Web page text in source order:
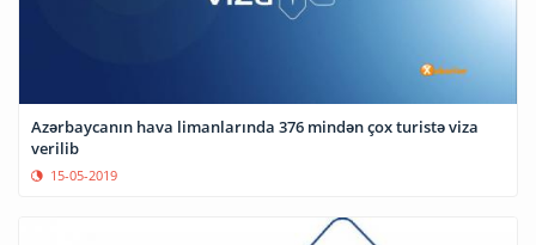
Azərbaycanın hava limanlarında 376 mindən çox turistə viza
verilib
15-05-2019